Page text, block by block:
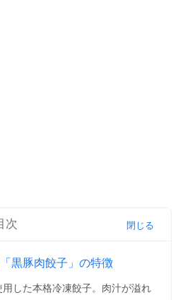
次
黒豚肉餃子」の特徴
した本格冷凍餃子。肉汁が溢れ